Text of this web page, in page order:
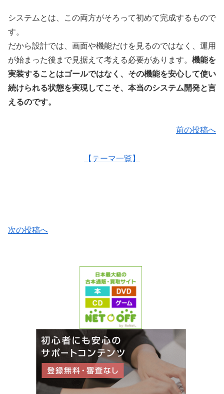
システムとは、この両方がそろって初めて完成するもので
す。
だから設計では、画面や機能だけを見るのではなく、運用
が始まった後まで見据えて考える必要があります。 機能を
実装することはゴールではなく、その機能を安心して使い
続けられる状態を実現してこそ、本当のシステム開発と言
えるのです。
前の投稿へ
【テーマ一覧】
次の投稿へ